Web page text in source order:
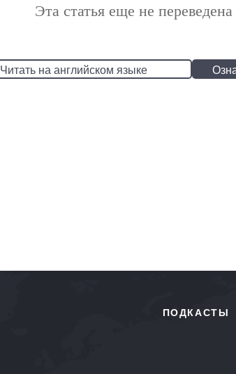
Эта статья еще не
Читать на английском языке
ПОДКАСТЫ